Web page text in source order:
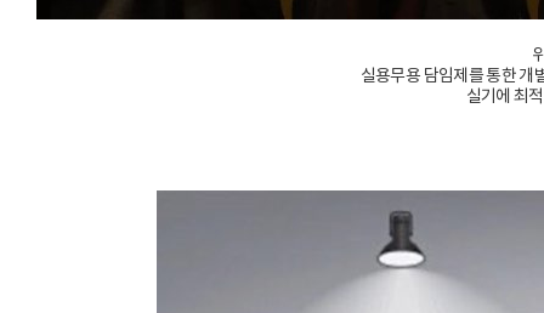
실용무용 담임제를 통한 개
실기에 최